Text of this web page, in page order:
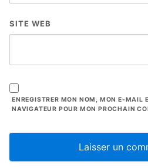
SITE WEB
ENREGISTRER MON NOM, MON E-MAIL
NAVIGATEUR POUR MON PROCHAIN